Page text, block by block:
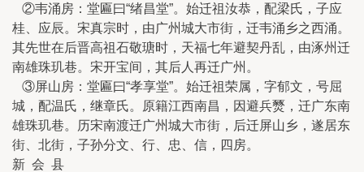
②韦涌房：堂匾曰“绪昌堂”。始迁祖汝恭，配梁氏，子应
桂、应辰。宋真宗时，由广州城大市街，迁韦涌乡之西涌。
其先世在后晋高祖石敬瑭时，天福七年避契丹乱，由涿州迁
南雄珠玑巷。宋开宝间，其后人再迁广州。
③屏山房：堂匾曰“孝享堂”。始迁祖荣属，字郁文，号屈
城，配温氏，继章氏。原籍江西南昌，因避兵燹，迁广东南
雄珠玑巷。历宋南渡迁广州城大市街，后迁屏山乡，遂居东
街、北街，子孙分文、行、忠、信，四房。
新 会 县